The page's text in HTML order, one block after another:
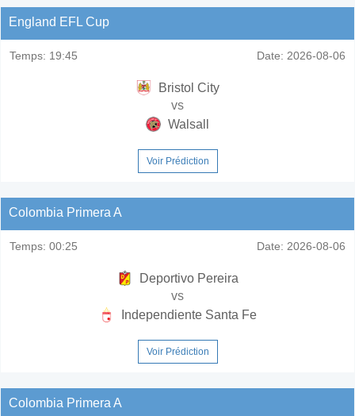
England EFL Cup
Temps: 19:45 Date: 2026-08-06
Bristol City
vs
Walsall
Voir Prédiction
Colombia Primera A
Temps: 00:25 Date: 2026-08-06
Deportivo Pereira
vs
Independiente Santa Fe
Voir Prédiction
Colombia Primera A